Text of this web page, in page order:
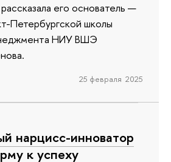
его основатель —
Петербургской школы
НИУ ВШЭ
25 февраля 2025
нарцисс-инноватор
к успеху